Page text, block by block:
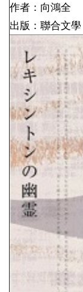
作者：向鴻全
出版：聯合文學